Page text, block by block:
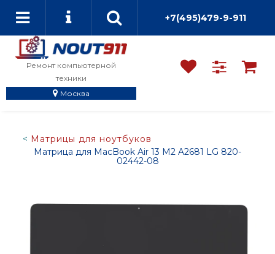
+7(495)479-9-911
Ремонт компьютерной
техники
Москва
Матрицы для ноутбуков
Матрица для MacBook Air 13 M2 A2681 LG 820-
02442-08